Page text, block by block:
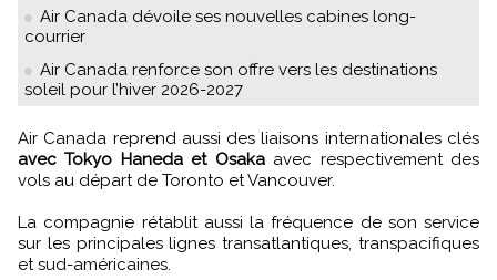
Air Canada dévoile ses nouvelles cabines long-
courrier
Air Canada renforce son offre vers les destinations
soleil pour l’hiver 2026-2027
Air Canada reprend aussi des liaisons internationales clés
avec Tokyo Haneda et Osakaavec respectivement des
vols au départ de Toronto et Vancouver.
La compagnie rétablit aussi la fréquence de son service
sur les principales lignes transatlantiques, transpacifiques
et sud-américaines.